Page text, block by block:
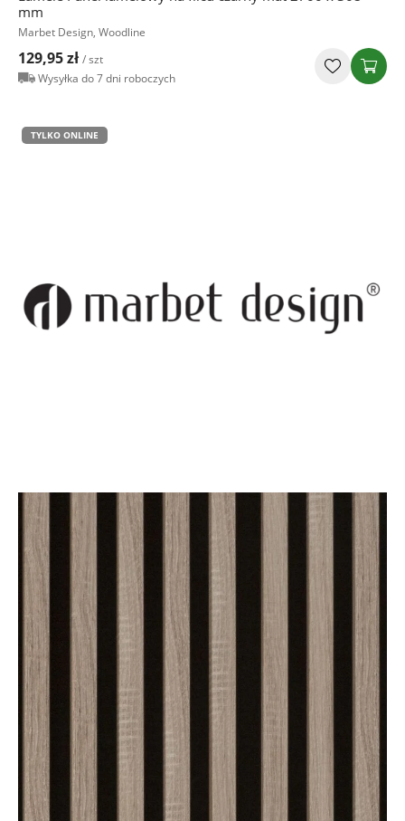
mm
Marbet Design, Woodline
129,95 zł / szt
Wysyłka do 7 dni roboczych
TYLKO ONLINE